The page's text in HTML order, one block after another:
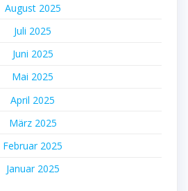
August 2025
Juli 2025
Juni 2025
Mai 2025
April 2025
März 2025
Februar 2025
Januar 2025